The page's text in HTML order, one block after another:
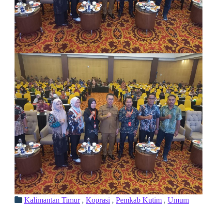
Kalimantan Timur, Koprasi , Pemkab Kutim , Umum